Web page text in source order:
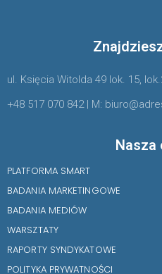
ul. Księcia Witolda 49 lok. 15,
+48 517 070 842 | M:
Nasza
PLATFORMA SMART
BADANIA MARKETINGOWE
BADANIA MEDIÓW
WARSZTATY
RAPORTY SYNDYKATOWE
POLITYKA PRYWATNOŚCI